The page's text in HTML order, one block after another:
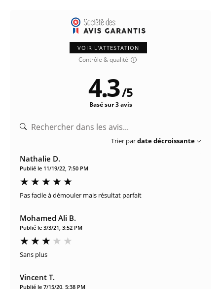
VOIR L'ATTESTATION
Contrôle & qualité
4.3/5
Basé sur 3 avis
Trier pardate décroissante
Nathalie D.
Publié le 11/19/22, 7:50 PM
Pas facile à démouler mais résultat parfait
Mohamed Ali B.
Publié le 3/3/21, 3:52 PM
Sans plus
Vincent T.
Publié le 7/15/20, 5:38 PM